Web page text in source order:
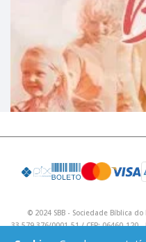
© 2024 SBB - Sociedade Bíblica
33.579.376/0001-51 / CEP: 06460-120 -
/ Telefone: (11) 4195